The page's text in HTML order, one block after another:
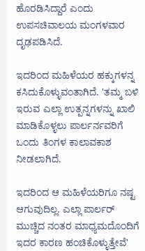
ಹೊರಡಿಸಿದ್ದಾರೆ ಎಂದು
ಉಪಸಚಿವಾಲಯ ಮಂಗಳವಾರ
ದೃಢಪಡಿಸಿದೆ.
ಇದರಿಂದ ಮಹಿಳೆಯರ ಹಕ್ಕುಗಳನ್ನ
ಕಸಿದುಕೊಳ್ಳುವಂತಾಗಿದೆ. 'ತಮ್ಮ ಬಳಿ
ಇರುವ ಎಲ್ಲಾ ಉತ್ಪನ್ನಗಳನ್ನು ಖಾಲಿ
ಮಾಡಿಕೊಳ್ಳಲು ಪಾರ್ಲರ್ನವರಿಗೆ
ಒಂದು ತಿಂಗಳ ಕಾಲಾವಕಾಶ
ನೀಡಲಾಗಿದೆ.
ಇದರಿಂದ ಆ ಮಹಿಳೆಯರಿಗೂ ನಷ್ಟ
ಆಗುವುದಿಲ್ಲ. ಎಲ್ಲಾ ಪಾರ್ಲರ್
ಮುಚ್ಚಿದ ನಂತರ ಮಾಧ್ಯಮದೊಂದಿಗೆ
ಇದರ ಕಾರಣ ಹಂಚಿಕೊಳ್ಳುತ್ತೇವೆ'